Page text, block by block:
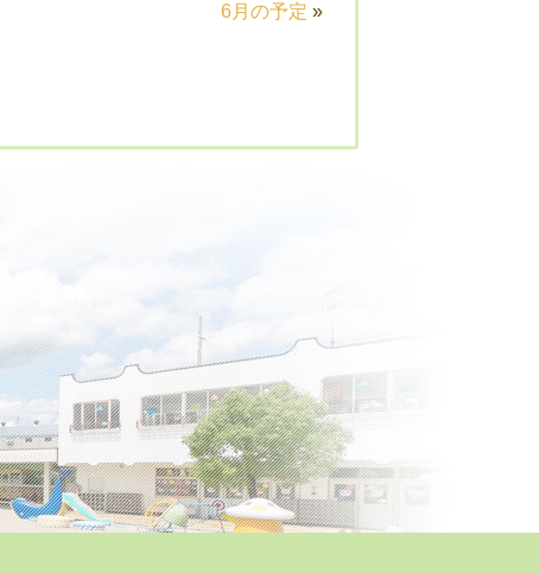
6月の予定 »